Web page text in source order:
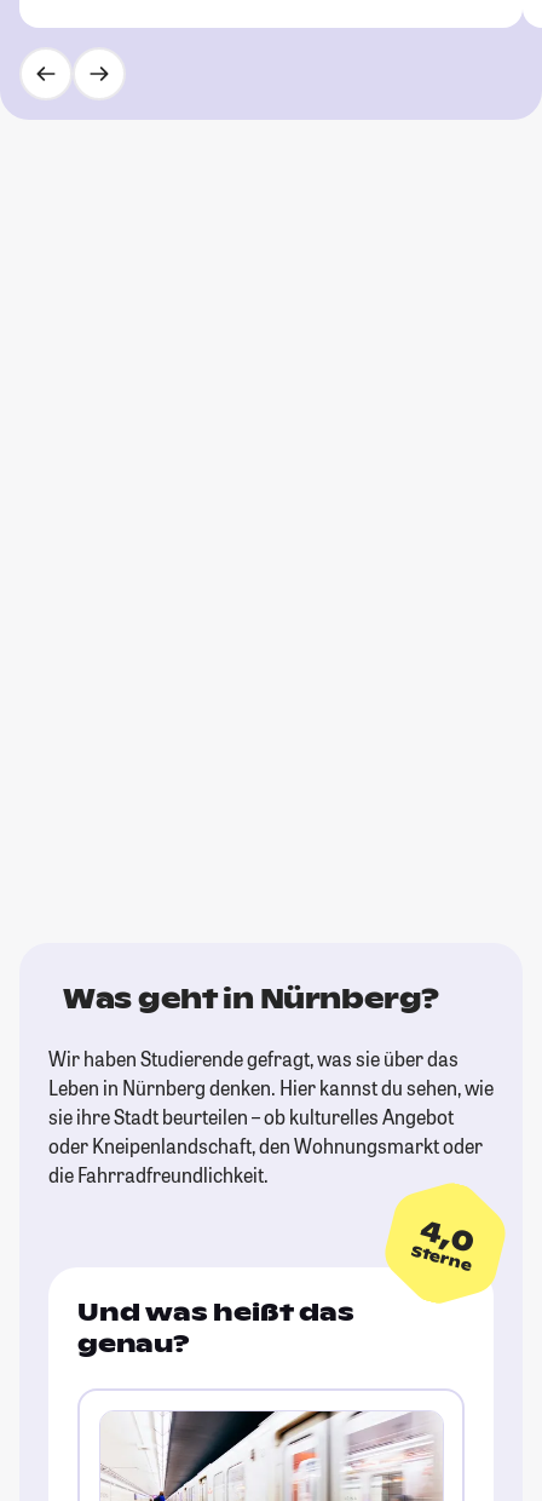
Was geht in Nürnberg?
Wir haben Studierende gefragt, was sie über das
Leben in Nürnberg denken. Hier kannst du sehen, wie
sie ihre Stadt beurteilen – ob kulturelles Angebot
oder Kneipenlandschaft, den Wohnungsmarkt oder
die Fahrradfreundlichkeit.
4,0
Sterne
Und was heißt das
genau?